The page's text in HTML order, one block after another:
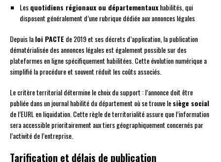
Lesquotidiens régionaux ou départementauxhabilités, qui
disposent généralement d’une rubrique dédiée aux annonces légales
Depuis laloi PACTE de 2019 et ses décrets d’application, la publication
dématérialisée des annonces légales est également possible sur des
plateformes en ligne spécifiquement habilitées. Cette évolution numérique a
simplifié la procédure et souvent réduit les coûts associés.
Le critère territorial détermine le choix du support : l’annonce doit être
publiée dans un journal habilité du département où se trouve lesiège social
de l’EURL en liquidation. Cette règle de territorialité assure que l’information
sera accessible prioritairement aux tiers géographiquement concernés par
l’activité de l’entreprise.
Tarification et délais de publication